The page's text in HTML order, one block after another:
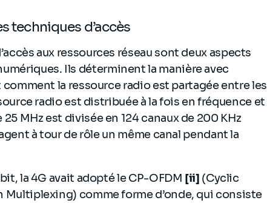
techniques d’accès
aux ressources réseau sont deux aspects
Ils déterminent la manière avec
la ressource radio est partagée entre les
radio est distribuée à la fois en fréquence et
MHz est divisée en 124 canaux de 200 KHz
à tour de rôle un même canal pendant la
la 4G avait adopté le CP-OFDM [ii] (Cyclic
comme forme d’onde, qui consiste